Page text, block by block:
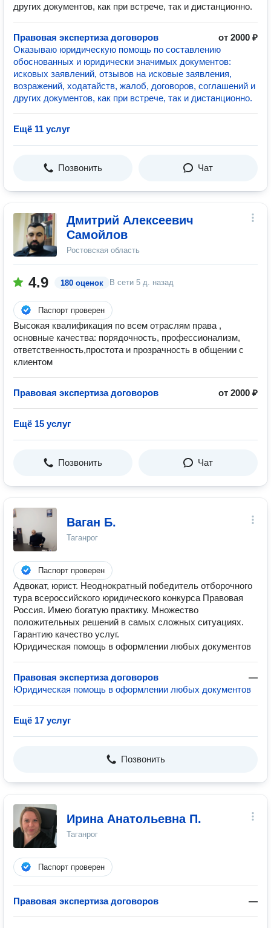
других документов, как при встрече, так и дистанционно.
Правовая экспертиза договоров
от 2000 ₽
Оказываю юридическую помощь по составлению
обоснованных и юридически значимых документов:
исковых заявлений, отзывов на исковые заявления,
возражений, ходатайств, жалоб, договоров, соглашений и
других документов, как при встрече, так и дистанционно.
Ещё 11 услуг
Позвонить Чат
Дмитрий Алексеевич
Самойлов
Ростовская область
4.9 180 оценок В сети 5 д. назад
Паспорт проверен
Высокая квалификация по всем отраслям права ,
основные качества: порядочность, профессионализм,
ответственность,простота и прозрачность в общении с
клиентом
Правовая экспертиза договоров от 2000 ₽
Ещё 15 услуг
Позвонить Чат
Ваган Б.
Таганрог
Паспорт проверен
Адвокат, юрист. Неоднократный победитель отборочного
тура всероссийского юридического конкурса Правовая
Россия. Имею богатую практику. Множество
положительных решений в самых сложных ситуациях.
Гарантию качество услуг.
Юридическая помощь в оформлении любых документов
Правовая экспертиза договоров
—
Юридическая помощь в оформлении любых документов
Ещё 17 услуг
Позвонить
Ирина Анатольевна П.
Таганрог
Паспорт проверен
Правовая экспертиза договоров —